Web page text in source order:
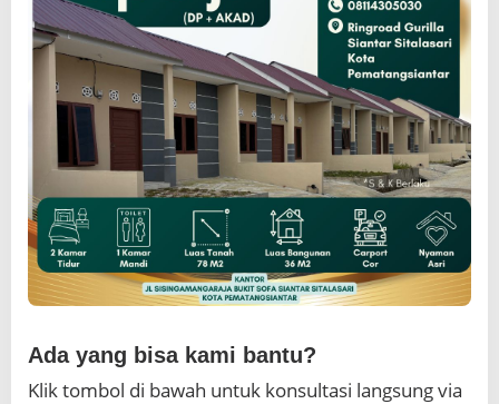
Ada yang bisa kami bantu?
Klik tombol di bawah untuk konsultasi langsung via